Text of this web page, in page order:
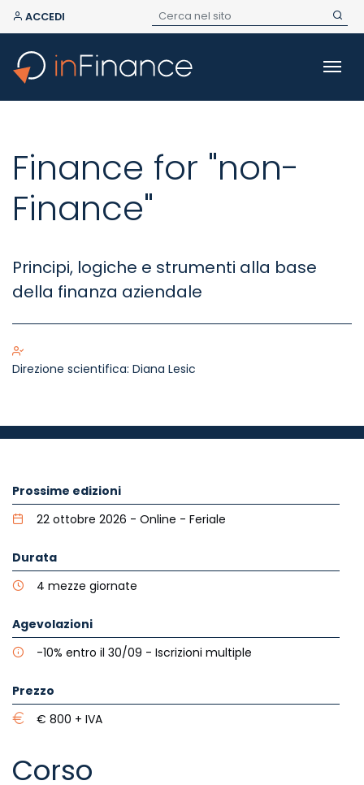
ACCEDI
Finance for "non-
Finance"
Principi, logiche e strumenti alla base
della finanza aziendale
Direzione scientifica: Diana Lesic
Prossime edizioni
22 ottobre 2026 - Online - Feriale
Durata
4 mezze giornate
Agevolazioni
-10% entro il 30/09 - Iscrizioni multiple
Prezzo
€ 800 + IVA
Corso